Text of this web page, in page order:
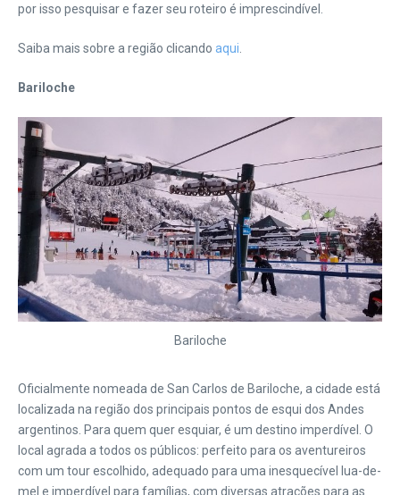
por isso pesquisar e fazer seu roteiro é imprescindível.
Saiba mais sobre a região clicando aqui
Bariloche
Bariloche
Oficialmente nomeada de San Carlos de Bariloche, a cidade está
localizada na região dos principais pontos de esqui dos Andes
argentinos. Para quem quer esquiar, é um destino imperdível. O
local agrada a todos os públicos: perfeito para os aventureiros
com um tour escolhido, adequado para uma inesquecível lua-de-
mel e imperdível para famílias, com diversas atrações para as